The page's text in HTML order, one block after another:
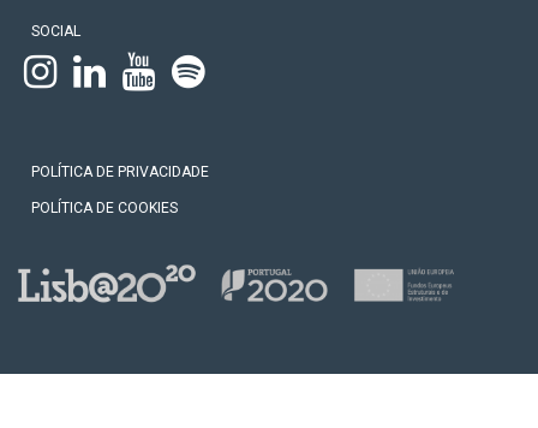
SOCIAL
POLÍTICA DE PRIVACIDADE
POLÍTICA DE COOKIES